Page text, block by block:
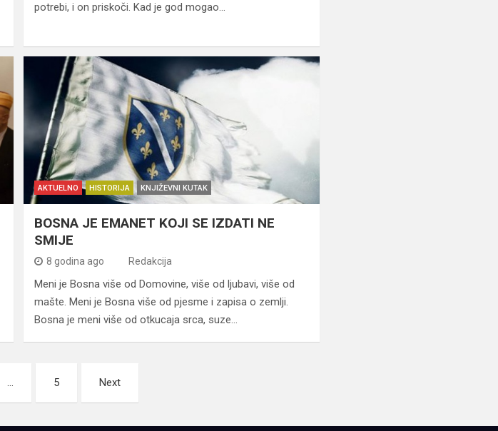
potrebi, i on priskoči. Kad je god mogao…
AKTUELNO HISTORIJA KNJIŽEVNI KUTAK
BOSNA JE EMANET KOJI SE IZDATI NE
SMIJE
8 godina ago Redakcija
Meni je Bosna više od Domovine, više od ljubavi, više od
mašte. Meni je Bosna više od pjesme i zapisa o zemlji.
Bosna je meni više od otkucaja srca, suze…
… 5 Next